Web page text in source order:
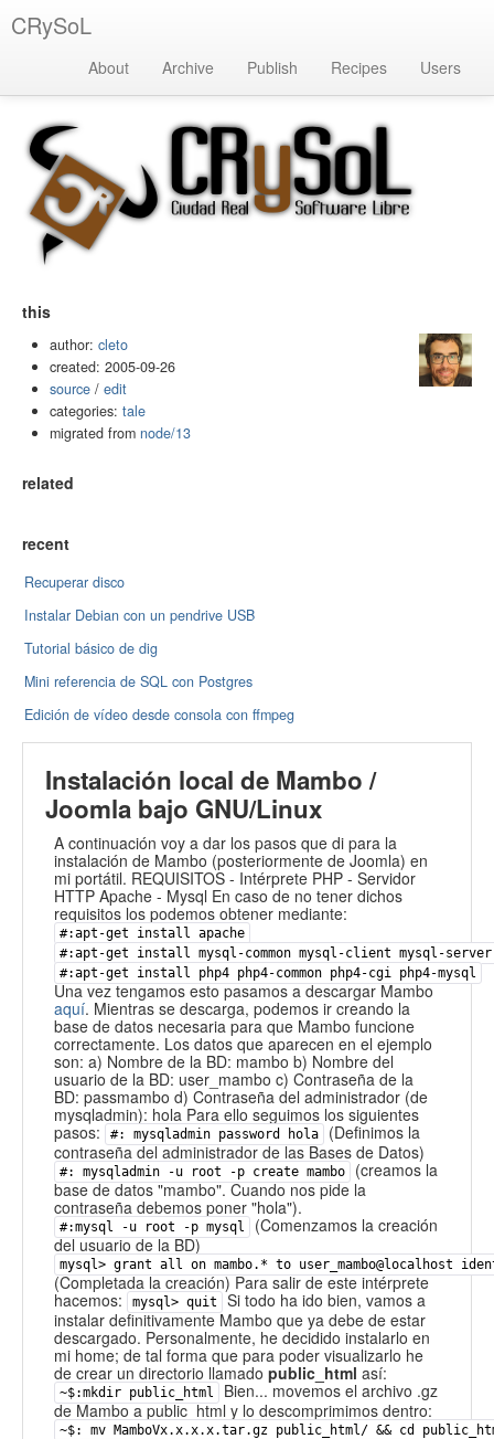
CRySoL
About Archive Publish Recipes Users
this
author: cleto
created: 2005-09-26
source / edit
categories: tale
migrated from node/13
related
recent
Recuperar disco
Instalar Debian con un pendrive USB
Tutorial básico de dig
Mini referencia de SQL con Postgres
Edición de vídeo desde consola con ffmpeg
Instalación local de Mambo /
Joomla bajo GNU/Linux
A continuación voy a dar los pasos que di para la
instalación de Mambo (posteriormente de Joomla) en
mi portátil. REQUISITOS - Intérprete PHP - Servidor
HTTP Apache - Mysql En caso de no tener dichos
requisitos los podemos obtener mediante:
#:apt-get install apache
#:apt-get install mysql-common mysql-client mysql-server
#:apt-get install php4 php4-common php4-cgi php4-mysql
Una vez tengamos esto pasamos a descargar Mambo
aquí. Mientras se descarga, podemos ir creando la
base de datos necesaria para que Mambo funcione
correctamente. Los datos que aparecen en el ejemplo
son: a) Nombre de la BD: mambo b) Nombre del
usuario de la BD: user_mambo c) Contraseña de la
BD: passmambo d) Contraseña del administrador (de
mysqladmin): hola Para ello seguimos los siguientes
pasos:
#: mysqladmin password hola
(Definimos la
contraseña del administrador de las Bases de Datos)
#: mysqladmin -u root -p create mambo
(creamos la
base de datos "mambo". Cuando nos pide la
contraseña debemos poner "hola").
#:mysql -u root -p mysql
(Comenzamos la creación
del usuario de la BD)
mysql> grant all on mambo.* to user_mambo@localhost
(Completada la creación) Para salir de este intérprete
hacemos:
mysql> quit
Si todo ha ido bien, vamos a
instalar definitivamente Mambo que ya debe de estar
descargado. Personalmente, he decidido instalarlo en
mi home; de tal forma que para poder visualizarlo he
de crear un directorio llamado public_html así:
~$:mkdir public_html
Bien... movemos el archivo .gz
de Mambo a public_html y lo descomprimimos dentro:
~$: mv MamboVx.x.x.x.tar.gz public_html/ && cd